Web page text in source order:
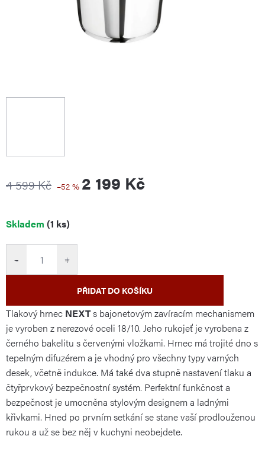
4 599 Kč –52 % 2 199 Kč
Měrná
Skladem (1 ks)
+
−
PŘIDAT DO KOŠÍKU
Tlakový hrnec NEXTs bajonetovým zavíracím mechanismem
je vyroben z nerezové oceli 18/10. Jeho rukojeť je vyrobena z
černého bakelitu s červenými vložkami. Hrnec má trojité dno s
tepelným difuzérem a je vhodný pro všechny typy varných
desek, včetně indukce. Má také dva stupně nastavení tlaku a
čtyřprvkový bezpečnostní systém. Perfektní funkčnost a
bezpečnost je umocněna stylovým designem a ladnými
křivkami. Hned po prvním setkání se stane vaší prodlouženou
rukou a už se bez něj v kuchyni neobejdete.